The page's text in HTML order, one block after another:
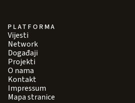
PLATFORMA
Vijesti
Network
Događaji
Projekti
O nama
Kontakt
Impressum
Mapa stranice